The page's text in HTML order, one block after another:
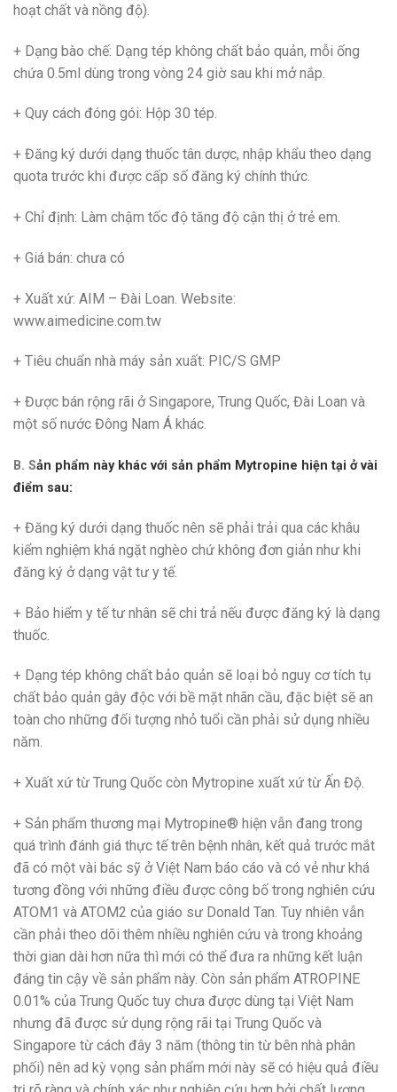
hoạt chất và nồng độ).
+ Dạng bào chế: Dạng tép không chất bảo quản, mỗi ống
chứa 0.5ml dùng trong vòng 24 giờ sau khi mở nắp.
+ Quy cách đóng gói: Hộp 30 tép.
+ Đăng ký dưới dạng thuốc tân dược, nhập khẩu theo dạng
quota trước khi được cấp số đăng ký chính thức.
+ Chỉ định: Làm chậm tốc độ tăng độ cận thị ở trẻ em.
+ Giá bán: chưa có
+ Xuất xứ: AIM – Đài Loan. Website:
www.aimedicine.com.tw
+ Tiêu chuẩn nhà máy sản xuất: PIC/S GMP
+ Được bán rộng rãi ở Singapore, Trung Quốc, Đài Loan và
một số nước Đông Nam Á khác.
B. Sản phẩm này khác với sản phẩm Mytropine hiện tại ở vài
điểm sau:
+ Đăng ký dưới dạng thuốc nên sẽ phải trải qua các khâu
kiểm nghiệm khá ngặt nghèo chứ không đơn giản như khi
đăng ký ở dạng vật tư y tế.
+ Bảo hiểm y tế tư nhân sẽ chi trả nếu được đăng ký là dạng
thuốc.
+ Dạng tép không chất bảo quản sẽ loại bỏ nguy cơ tích tụ
chất bảo quản gây độc với bề mặt nhãn cầu, đặc biệt sẽ an
toàn cho những đối tượng nhỏ tuổi cần phải sử dụng nhiều
năm.
+ Xuất xứ từ Trung Quốc còn Mytropine xuất xứ từ Ấn Độ.
+ Sản phẩm thương mại Mytropine® hiện vẫn đang trong
quá trình đánh giá thực tế trên bệnh nhân, kết quả trước mắt
đã có một vài bác sỹ ở Việt Nam báo cáo và có vẻ như khá
tương đồng với những điều được công bố trong nghiên cứu
ATOM1 và ATOM2 của giáo sư Donald Tan. Tuy nhiên vẫn
cần phải theo dõi thêm nhiều nghiên cứu và trong khoảng
thời gian dài hơn nữa thì mới có thể đưa ra những kết luận
đáng tin cậy về sản phẩm này. Còn sản phẩm ATROPINE
0.01% của Trung Quốc tuy chưa được dùng tại Việt Nam
nhưng đã được sử dụng rộng rãi tại Trung Quốc và
Singapore từ cách đây 3 năm (thông tin từ bên nhà phân
phối) nên ad kỳ vọng sản phẩm mới này sẽ có hiệu quả điều